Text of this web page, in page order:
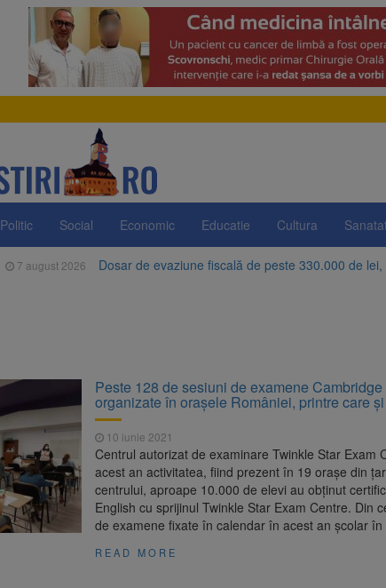
Politic Social Economic Educatie Cultura
7 august 2026 Dosar de evaziune fiscală de peste 330.000 de
Primăria Brașov amenință cu sistarea plăților
Platforma Belvedere de pe Tâmpa intră în
luni
7 august 2026
Unul dintre cele mai mari parcuri ale Brașovului
fost semnat (FOTO)
7 august 2026
Trafic blocat pe DN1E Brașov – Poiana Brașov
medicale
Peste 128 de sesiuni de examene
organizate în orașele României, printre care
10 iunie 2021
Centrul autorizat de examinare Twinkle Star Exam
acest an activitatea, fiind prezent în 19 orașe din
centrului, aproape 10.000 de elevi au obținut
English cu sprijinul Twinkle Star Exam Centre. Din
de examene fixate în calendar în acest an școlar
READ MORE